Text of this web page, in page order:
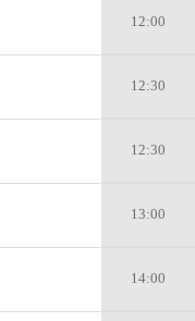
12:00
12:30
12:30
13:00
14:00